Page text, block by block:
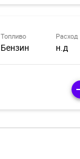
Топливо
Бензин
Расход
н.д